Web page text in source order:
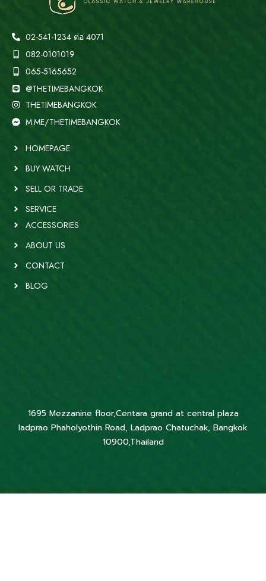
02-541-1234 ต่อ 4071
082-0101019
065-5165652
@THETIMEBANGKOK
THETIMEBANGKOK
M.ME/THETIMEBANGKOK
HOMEPAGE
BUY WATCH
SELL OR TRADE
SERVICE
ACCESSORIES
ABOUT US
CONTACT
BLOG
1695 Mezzanine floor,Centara grand at central plaza
ladprao Phaholyothin Road, Ladprao Chatuchak, Bangkok
10900,Thailand